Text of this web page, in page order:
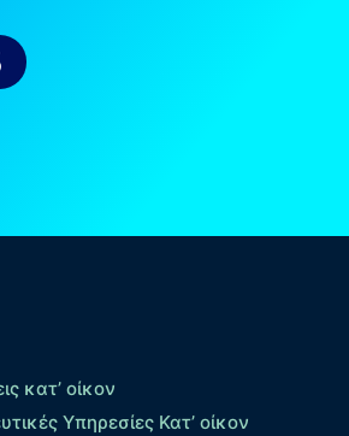
κατ’ οίκον
Υπηρεσίες Κατ’ οίκον